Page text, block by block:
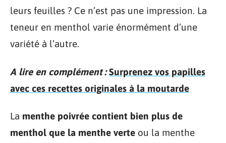
leurs feuilles ? Ce n’est pas une impression. La
teneur en menthol varie énormément d’une
variété à l’autre.
A lire en complément : Surprenez vos papilles
avec ces recettes originales à la moutarde
La menthe poivrée contient bien plus de
menthol que la menthe verte ou la menthe